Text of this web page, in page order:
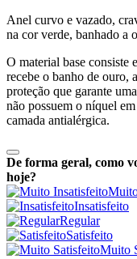
Anel curvo e vazado,
na cor verde, banhado a
O material base consiste
recebe o banho de ouro,
proteção que garante
não possuem o níquel
camada antialérgica.
De forma geral, como
hoje?
Insatisfeito
Regular
Satisfeito
Muito